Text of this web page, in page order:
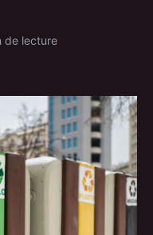
lecture